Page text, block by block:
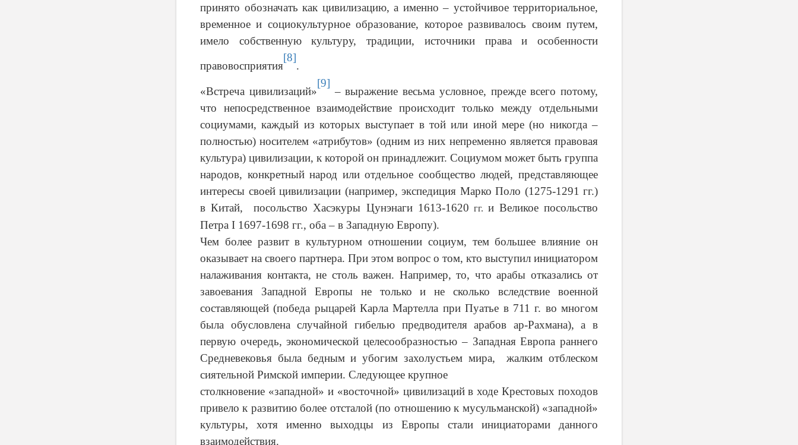
принято обозначать как цивилизацию, а именно – устойчивое территориальное,
временное и социокультурное образование, которое развивалось своим путем,
имело собственную культуру, традиции, источники права и особенности
правовосприятия
[8]
.
«Встреча цивилизаций»
[9]
– выражение весьма условное, прежде всего потому,
что непосредственное взаимодействие происходит только между отдельными
социумами, каждый из которых выступает в той или иной мере (но никогда –
полностью) носителем «атрибутов» (одним из них непременно является правовая
культура) цивилизации, к которой он принадлежит. Социумом может быть группа
народов, конкретный народ или отдельное сообщество людей, представляющее
интересы своей цивилизации (например, экспедиция Марко Поло (1275-1291 гг.)
в Китай, посольство Хасэкуры Цунэнаги 1613-1620 гг. и Великое посольство
Петра I 1697-1698 гг., оба – в Западную Европу).
Чем более развит в культурном отношении социум, тем большее влияние он
оказывает на своего партнера. При этом вопрос о том, кто выступил инициатором
налаживания контакта, не столь важен. Например, то, что арабы отказались от
завоевания Западной Европы не только и не сколько вследствие военной
составляющей (победа рыцарей Карла Мартелла при Пуатье в 711 г. во многом
была обусловлена случайной гибелью предводителя арабов ар-Рахмана), а в
первую очередь, экономической целесообразностью – Западная Европа раннего
Средневековья была бедным и убогим захолустьем мира, жалким отблеском
сиятельной Римской империи. Следующее крупное
столкновение «западной» и «восточной» цивилизаций в ходе Крестовых походов
привело к развитию более отсталой (по отношению к мусульманской) «западной»
культуры, хотя именно выходцы из Европы стали инициаторами данного
взаимодействия.